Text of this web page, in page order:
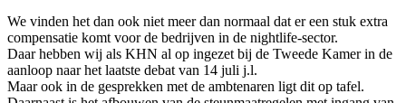
We vinden het dan ook niet meer dan normaal dat er een stuk extra
compensatie komt voor de bedrijven in de nightlife-sector.
Daar hebben wij als KHN al op ingezet bij de Tweede Kamer in de
aanloop naar het laatste debat van 14 juli j.l.
Maar ook in de gesprekken met de ambtenaren ligt dit op tafel.